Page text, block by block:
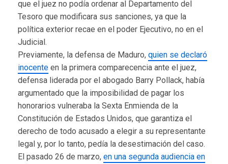
que el juez no podía ordenar al Departamento del
Tesoro que modificara sus sanciones, ya que la
política exterior recae en el poder Ejecutivo, no en el
Judicial.
Previamente, la defensa de Maduro, quien se declaró
inocente en la primera comparecencia ante el juez,
defensa liderada por el abogado Barry Pollack, había
argumentado que la imposibilidad de pagar los
honorarios vulneraba la Sexta Enmienda de la
Constitución de Estados Unidos, que garantiza el
derecho de todo acusado a elegir a su representante
legal y, por lo tanto, pedía la desestimación del caso.
El pasado 26 de marzo, en una segunda audiencia en